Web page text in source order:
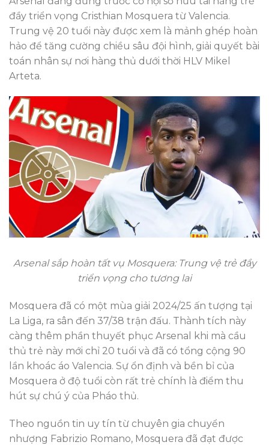
đầy triển vọng Cristhian Mosquera từ Valencia.
Trung vệ 20 tuổi này được xem là mảnh ghép hoàn
hảo để tăng cường chiều sâu đội hình, giải quyết bài
toán nhân sự nơi hàng thủ dưới thời HLV Mikel
Arteta.
Arsenal sắp hoàn tất vụ Mosquera: Trung vệ trẻ đầy
triển vọng cho tương lai
Mosquera đã có một mùa giải 2024/25 ấn tượng tại
La Liga, ra sân đến 37/38 trận đấu. Thành tích này
càng thêm phần thuyết phục Arsenal khi mà cầu
thủ trẻ này mới chỉ 20 tuổi và đã có tổng cộng 90
lần khoác áo Valencia. Sự ổn định và bền bỉ của
Mosquera ở độ tuổi còn rất trẻ chính là điểm thu
hút sự chú ý của Pháo thủ.
Theo nguồn tin uy tín từ chuyên gia chuyển
nhượng Fabrizio Romano, Mosquera đã đạt được